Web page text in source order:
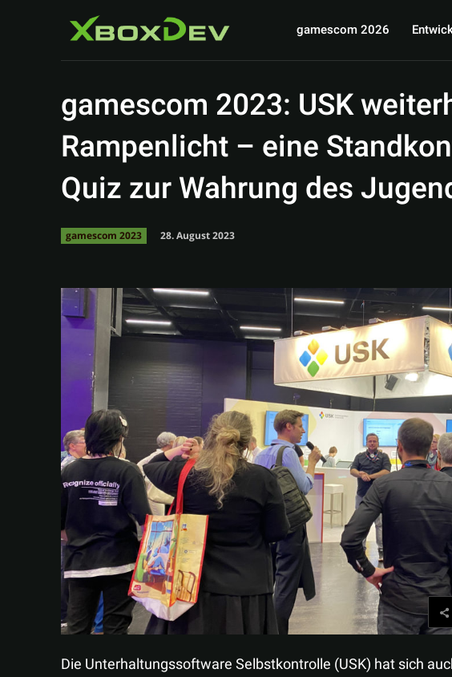
gamescom 2026
gamescom 2023: USK
Rampenlicht – eine
Quiz zur Wahrung des
gamescom 2023 28. August 2023
Die Unterhaltungssoftware Selbstkontrolle (USK) hat sich